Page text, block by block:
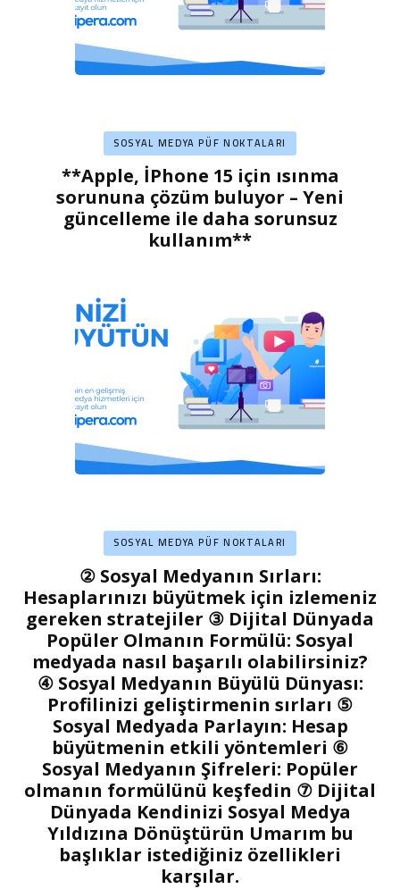
SOSYAL MEDYA PÜF NOKTALARI
**Apple, İPhone 15 için ısınma
sorununa çözüm buluyor – Yeni
güncelleme ile daha sorunsuz
kullanım**
SOSYAL MEDYA PÜF NOKTALARI
② Sosyal Medyanın Sırları:
Hesaplarınızı büyütmek için izlemeniz
gereken stratejiler ③ Dijital Dünyada
Popüler Olmanın Formülü: Sosyal
medyada nasıl başarılı olabilirsiniz?
④ Sosyal Medyanın Büyülü Dünyası:
Profilinizi geliştirmenin sırları ⑤
Sosyal Medyada Parlayın: Hesap
büyütmenin etkili yöntemleri ⑥
Sosyal Medyanın Şifreleri: Popüler
olmanın formülünü keşfedin ⑦ Dijital
Dünyada Kendinizi Sosyal Medya
Yıldızına Dönüştürün Umarım bu
başlıklar istediğiniz özellikleri
karşılar.